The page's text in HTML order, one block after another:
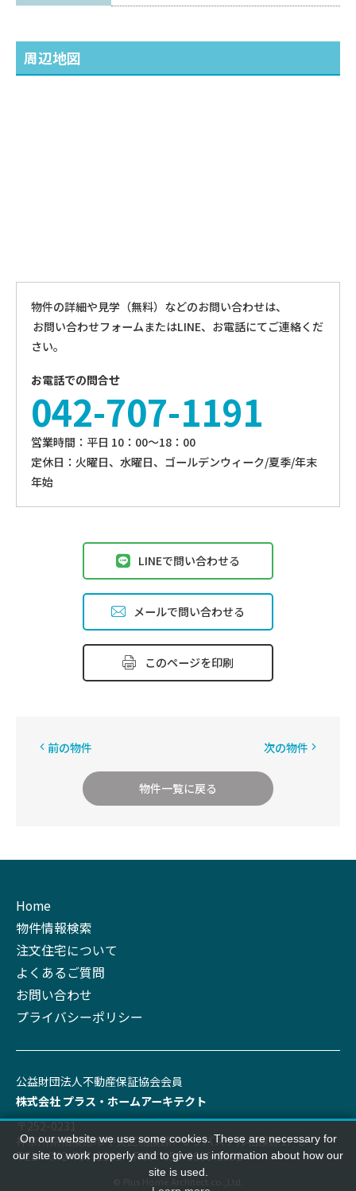
周辺地図
物件の詳細や見学（無料）などのお問い合わせは、
お問い合わせフォームまたはLINE、お電話にてご連絡くだ
さい。
お電話での問合せ
042-707-1191
営業時間：平⽇ 10：00〜18：00
定休⽇：火曜日、⽔曜⽇、ゴールデンウィーク/夏季/年末
年始
LINEで問い合わせる
メールで問い合わせる
このページを印刷
前の物件
物件一覧に戻る
次の物件
Home
物件情報検索
注文住宅について
よくあるご質問
お問い合わせ
プライバシーポリシー
公益財団法⼈不動産保証協会会員
株式会社 プラス‧ホームアーキテクト
〒252-0231
神奈川県相模原市中央区相模原7-8-3 パステル相模原1F-B
TEL：042-707-1191 FAX：050-3606-1991
© Plus Home Architect.co.,Ltd.
On our website we use some cookies. These are necessary for
our site to work properly and to give us information about how our
site is used.